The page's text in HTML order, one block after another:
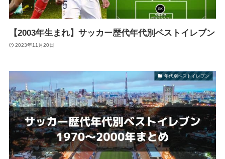
【2003年生まれ】サッカー歴代年代別ベストイレブン
2023年11月20日
年代別ベストイレブン